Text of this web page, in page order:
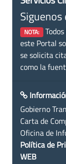
Siguenos
NOTA:
este Portal
se solicita
como la
Gobierno
Carta de
Oficina de
Política de
WEB